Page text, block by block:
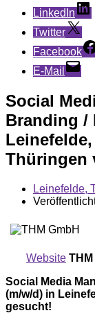
LinkedIn
Twitter
Facebook
E-Mail
Social
Branding /
Thüringen
Leinefelde,
Website THM
Social Media
(m/w/d) in
gesucht!